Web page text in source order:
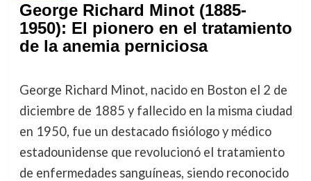
George Richard Minot (1885-
1950): El pionero en el tratamiento
de la anemia perniciosa
George Richard Minot, nacido en Boston el 2 de
diciembre de 1885 y fallecido en la misma ciudad
en 1950, fue un destacado fisiólogo y médico
estadounidense que revolucionó el tratamiento
de enfermedades sanguíneas, siendo reconocido